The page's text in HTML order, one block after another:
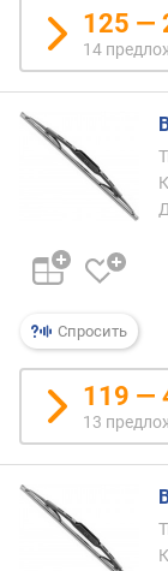
125 —
14
Спросить
119 —
13